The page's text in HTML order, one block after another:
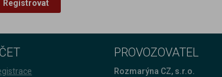
Registrovat
PROVOZOVATEL
Rozmarýna CZ, s.r.o.